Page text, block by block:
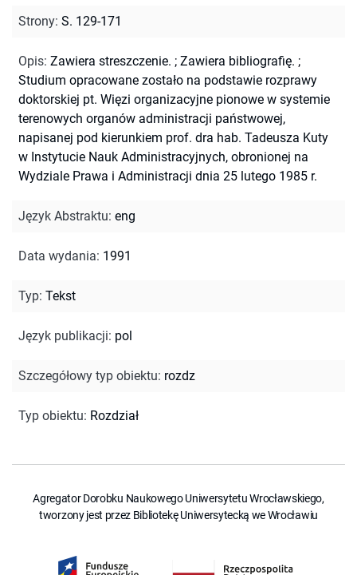
Strony: S. 129-171
Opis: Zawiera streszczenie. ; Zawiera bibliografię. ;
Studium opracowane zostało na podstawie rozprawy
doktorskiej pt. Więzi organizacyjne pionowe w systemie
terenowych organów administracji państwowej,
napisanej pod kierunkiem prof. dra hab. Tadeusza Kuty
w Instytucie Nauk Administracyjnych, obronionej na
Wydziale Prawa i Administracji dnia 25 lutego 1985 r.
Język Abstraktu: eng
Data wydania: 1991
Typ: Tekst
Język publikacji: pol
Szczegółowy typ obiektu: rozdz
Typ obiektu: Rozdział
Agregator Dorobku Naukowego Uniwersytetu Wrocławskiego,
tworzony jest przez Bibliotekę Uniwersytecką we Wrocławiu